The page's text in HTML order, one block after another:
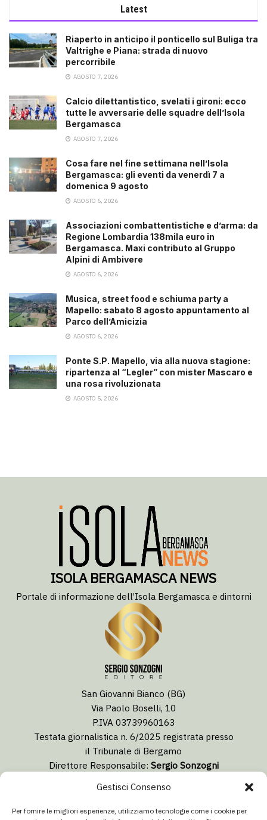
Gestisci Consenso
Per fornire le migliori esperienze, utilizziamo tecnologie come i cookie per
Latest
Riaperto in anticipo il ponticello sul Buliga tra
Valtrighe e Piana: strada di nuovo
percorribile
AGOSTO 7, 2026
Calcio dilettantistico, svelati i gironi: ecco
tutte le avversarie delle squadre dell’Isola
Bergamasca
AGOSTO 7, 2026
Cosa fare nel fine settimana nell’Isola
Bergamasca: gli eventi da venerdì 7 a
domenica 9 agosto
AGOSTO 6, 2026
Associazioni combattentistiche e d’arma: da
Regione Lombardia 138mila euro in
Bergamasca. Maxi contributo al Gruppo
Alpini di Ambivere
AGOSTO 6, 2026
Musica, street food e schiuma party a
Mapello: sabato 8 agosto appuntamento al
Parco dell’Amicizia
AGOSTO 6, 2026
Ponte S.P. Mapello, via alla nuova stagione:
ripartenza al “Legler” con mister Mascaro e
una rosa rivoluzionata
AGOSTO 5, 2026
ISOLA BERGAMASCA NEWS
Portale di informazione dell’Isola Bergamasca e dintorni
San Giovanni Bianco (BG)
Via Paolo Boselli, 10
P.IVA 03739960163
Testata giornalistica n. 6/2025 registrata presso
il Tribunale di Bergamo
Direttore Responsabile: Sergio Sonzogni
redazione@isolabergamascanews.it